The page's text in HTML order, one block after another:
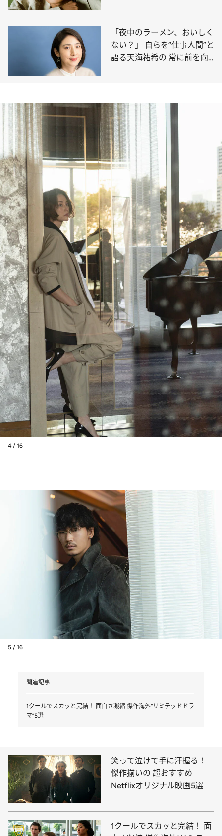
「夜中のラーメン、おいしく
ない？」 自らを“仕事人間”と
語る天海祐希の 常に前を向
4 / 16
5 / 16
関連記事
1クールでスカッと完結！ 面白さ凝縮 傑作海外“リミテッドドラ
マ”5選
笑って泣けて手に汗握る！
傑作揃いの 超おすすめ
Netflixオリジナル映画5選
1クールでスカッと完結！ 面